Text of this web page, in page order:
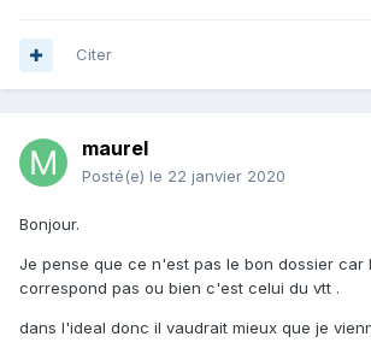
Citer
maurel
Posté(e) le 22 janvier 2020
Bonjour.
Je pense que ce n'est pas le bon dossier car
correspond pas ou bien c'est celui du vtt .
dans l'ideal donc il vaudrait mieux que je